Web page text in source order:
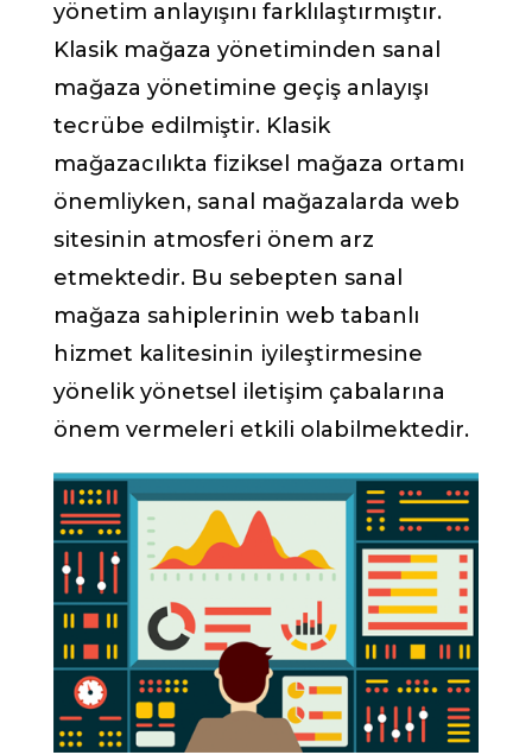
yönetim anlayışını farklılaştırmıştır.
Klasik mağaza yönetiminden sanal
mağaza yönetimine geçiş anlayışı
tecrübe edilmiştir. Klasik
mağazacılıkta fiziksel mağaza ortamı
önemliyken, sanal mağazalarda web
sitesinin atmosferi önem arz
etmektedir. Bu sebepten sanal
mağaza sahiplerinin web tabanlı
hizmet kalitesinin iyileştirmesine
yönelik yönetsel iletişim çabalarına
önem vermeleri etkili olabilmektedir.